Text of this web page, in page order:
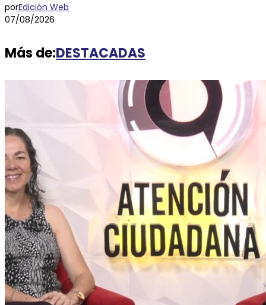
porEdición Web
07/08/2026
Más de:DESTACADAS